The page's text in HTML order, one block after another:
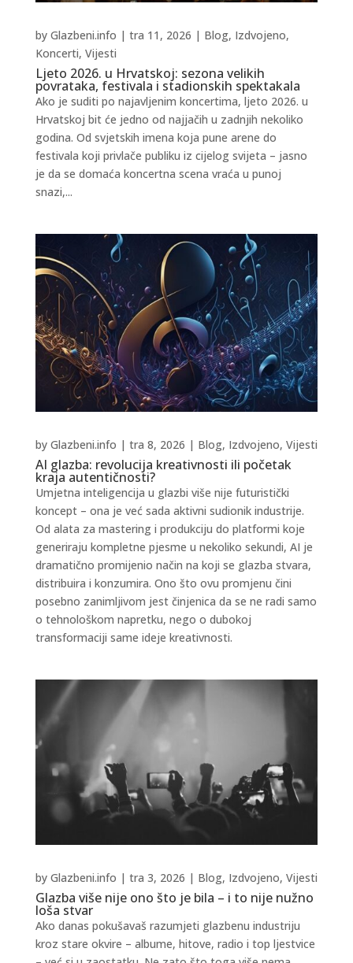
Ljeto 2026. u Hrvatskoj: sezona velikih
povrataka, festivala i stadionskih spektakala
by Glazbeni.info | tra 11, 2026 | Blog, Izdvojeno,
Koncerti, Vijesti
Ako je suditi po najavljenim koncertima, ljeto 2026. u
Hrvatskoj bit će jedno od najjačih u zadnjih nekoliko
godina. Od svjetskih imena koja pune arene do
festivala koji privlače publiku iz cijelog svijeta – jasno
je da se domaća koncertna scena vraća u punoj
snazi,...
AI glazba: revolucija kreativnosti ili početak
kraja autentičnosti?
by Glazbeni.info | tra 8, 2026 | Blog, Izdvojeno, Vijesti
Umjetna inteligencija u glazbi više nije futuristički
koncept – ona je već sada aktivni sudionik industrije.
Od alata za mastering i produkciju do platformi koje
generiraju kompletne pjesme u nekoliko sekundi, AI je
dramatično promijenio način na koji se glazba stvara,
distribuira i konzumira. Ono što ovu promjenu čini
posebno zanimljivom jest činjenica da se ne radi samo
o tehnološkom napretku, nego o dubokoj
transformaciji same ideje kreativnosti.
Glazba više nije ono što je bila – i to nije nužno
loša stvar
by Glazbeni.info | tra 3, 2026 | Blog, Izdvojeno, Vijesti
Ako danas pokušavaš razumjeti glazbenu industriju
kroz stare okvire – albume, hitove, radio i top ljestvice